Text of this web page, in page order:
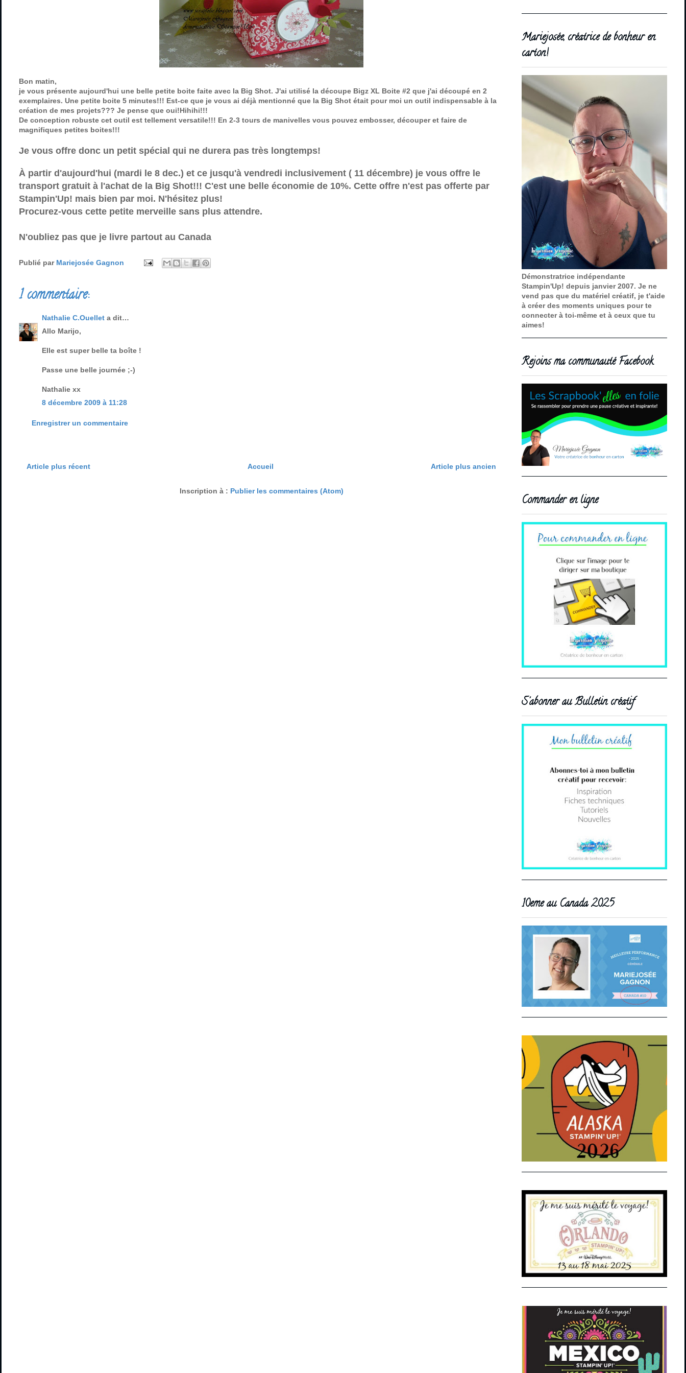
Bon matin,
je vous présente aujourd'hui une belle petite boite faite avec la Big Shot. J'ai utilisé la découpe Bigz XL Boite #2 que j'ai découpé en 2
exemplaires. Une petite boite 5 minutes!!! Est-ce que je vous ai déjà mentionné que la Big Shot était pour moi un outil indispensable à la
création de mes projets??? Je pense que oui!Hihihi!!!
De conception robuste cet outil est tellement versatile!!! En 2-3 tours de manivelles vous pouvez embosser, découper et faire de
magnifiques petites boites!!!
Je vous offre donc un petit spécial qui ne durera pas très longtemps!
À partir d'aujourd'hui (mardi le 8 dec.) et ce jusqu'à vendredi inclusivement ( 11 décembre) je vous offre le
transport gratuit à l'achat de la Big Shot!!! C'est une belle économie de 10%. Cette offre n'est pas offerte par
Stampin'Up! mais bien par moi. N'hésitez plus!
Procurez-vous cette petite merveille sans plus attendre.
N'oubliez pas que je livre partout au Canada
Publié par Mariejosée Gagnon
1 commentaire:
Nathalie C.Ouellet a dit…
Allo Marijo,
Elle est super belle ta boîte !
Passe une belle journée ;-)
Nathalie xx
8 décembre 2009 à 11:28
Enregistrer un commentaire
Article plus récent Article plus ancien
Accueil
Inscription à : Publier les commentaires (Atom)
Mariejosée, créatrice de bonheur en
carton!
Démonstratrice indépendante
Stampin'Up! depuis janvier 2007. Je ne
vend pas que du matériel créatif, je t'aide
à créer des moments uniques pour te
connecter à toi-même et à ceux que tu
aimes!
Rejoins ma communauté Facebook
Commander en ligne
S'abonner au Bulletin créatif
10eme au Canada 2025